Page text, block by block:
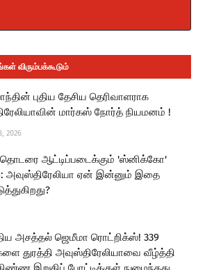
விரும்பக்கூடும்
புதிய தேசிய தெரிவாளராக
மார்கஸ் நோர்த் நியமனம் !
2026
ஆட்டிப்படைக்கும் 'ஸ்னிக்கோ'
அவுஸ்திரேலியா ஏன் இன்னும் இதை
அசத்தல் ஜெமீமா ரொட்றிக்ஸ்! 339
துரத்தி அவுஸ்திரேலியாவை வீழ்த்தி